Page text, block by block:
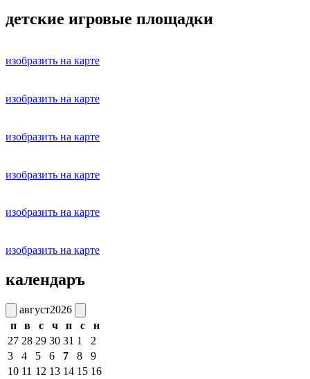
детские игровые площадки
изобразить на карте
изобразить на карте
изобразить на карте
изобразить на карте
изобразить на карте
изобразить на карте
календаръ
август2026
п
в с ч п с
н
27 28 29 30 31 1
2
3
4 5 6 7 8
9
10 11 12 13 14 15 16